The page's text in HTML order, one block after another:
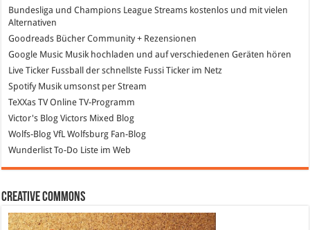
Bundesliga und Champions League Streams kostenlos und mit vielen
Alternativen
Goodreads Bücher Community + Rezensionen
Google Music Musik hochladen und auf verschiedenen Geräten hören
Live Ticker Fussball
der schnellste Fussi Ticker im Netz
SpotifyMusik umsonst per Stream
TeXXas TVOnline TV-Programm
Victor's Blog Victors Mixed Blog
Wolfs-Blog VfL Wolfsburg Fan-Blog
Wunderlist To-Do Liste im Web
Creative Commons